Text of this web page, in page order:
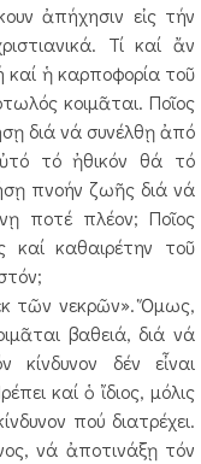
ἀπήχησιν εἰς τήν
Τί καί ἄν
καί ἡ καρποφορία τοῦ
κοιμᾶται. Ποῖος
διά νά συνέλθῃ ἀπό
τό ἠθικόν θά τό
πνοήν ζωῆς διά νά
ποτέ πλέον; Ποῖος
καθαιρέτην τοῦ
τῶν νεκρῶν». Ὅμως,
βαθειά, διά νά
δέν εἶναι
καί ὁ ἴδιος, μόλις
πού διατρέχει.
νά ἀποτινάξῃ τόν